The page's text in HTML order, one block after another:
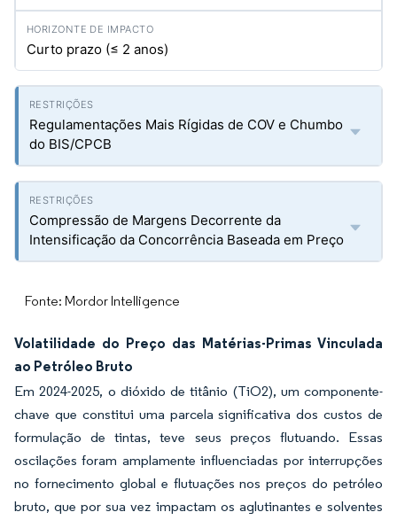
Curto prazo (≤ 2 anos)
Regulamentações Mais Rígidas de COV e Chumbo
do BIS/CPCB
Compressão de Margens Decorrente da
Intensificação da Concorrência Baseada em Preço
Fonte: Mordor Intelligence
Volatilidade do Preço das Matérias-Primas Vinculada
ao Petróleo Bruto
Em 2024-2025, o dióxido de titânio (TiO2), um componente-
chave que constitui uma parcela significativa dos custos de
formulação de tintas, teve seus preços flutuando. Essas
oscilações foram amplamente influenciadas por interrupções
no fornecimento global e flutuações nos preços do petróleo
bruto, que por sua vez impactam os aglutinantes e solventes